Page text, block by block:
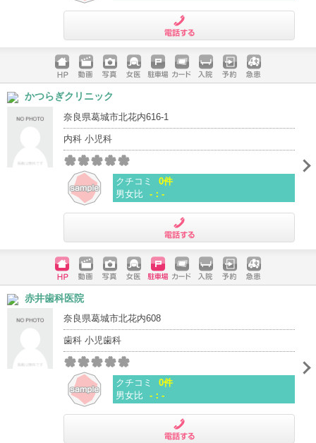
ホームペ
ージ
動画 写真 女医 駐車場
クレジッ
入院 予約 急患
かつらぎクリニック
奈良県葛城市北花内616-1
内科 小児科
クチコミ
0件
男女比 -：-
ホームペ
ージ
動画 写真 女医 駐車場
クレジッ
入院 予約 急患
赤井歯科医院
奈良県葛城市北花内608
歯科 小児歯科
クチコミ
0件
男女比 -：-